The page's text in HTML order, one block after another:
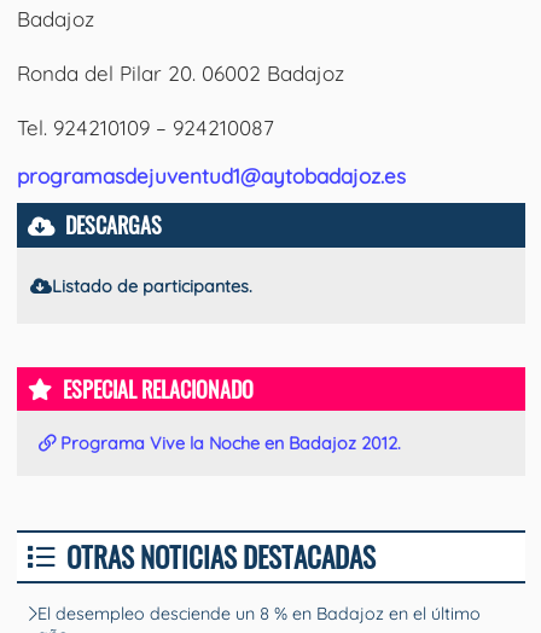
Badajoz
Ronda del Pilar 20. 06002 Badajoz
Tel. 924210109 – 924210087
programasdejuventud1@aytobadajoz.es
DESCARGAS
Listado de participantes.
ESPECIAL RELACIONADO
Programa Vive la Noche en Badajoz 2012.
OTRAS NOTICIAS DESTACADAS
El desempleo desciende un 8 % en Badajoz en el último